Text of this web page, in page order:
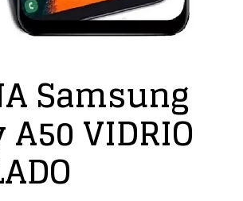
Samsung
VIDRIO